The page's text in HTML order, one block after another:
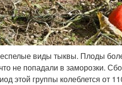
виды тыквы. Плоды
не попадали в заморозки.
этой группы колеблется от